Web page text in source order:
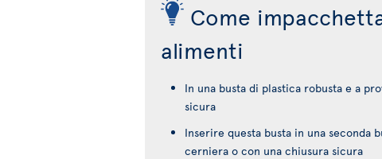
Come
alimenti
In una busta di plastica robusta e a
sicura
Inserire questa busta in una seconda
cerniera o con una chiusura sicura